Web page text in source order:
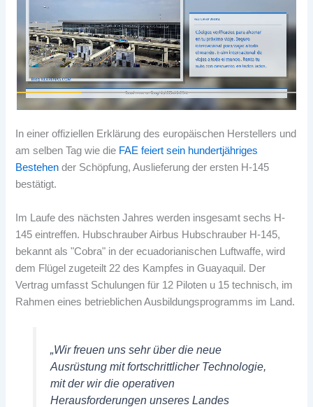
In einer offiziellen Erklärung des europäischen Herstellers und
am selben Tag wie die FAE feiert sein hundertjähriges
Bestehen der Schöpfung, Auslieferung der ersten H-145
bestätigt.
Im Laufe des nächsten Jahres werden insgesamt sechs H-
145 eintreffen. Hubschrauber Airbus Hubschrauber H-145,
bekannt als "Cobra" in der ecuadorianischen Luftwaffe, wird
dem Flügel zugeteilt 22 des Kampfes in Guayaquil. Der
Vertrag umfasst Schulungen für 12 Piloten u 15 technisch, im
Rahmen eines betrieblichen Ausbildungsprogramms im Land.
„Wir freuen uns sehr über die neue
Ausrüstung mit fortschrittlicher Technologie,
mit der wir die operativen
Herausforderungen unseres Landes